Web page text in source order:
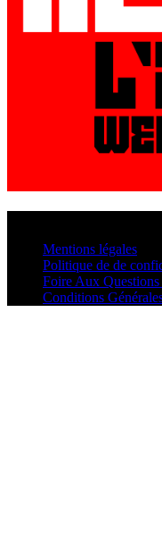
Mentions légales
Politique de de
Foire Aux
Conditions